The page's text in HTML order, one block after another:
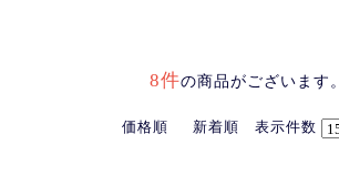
8件の商品がございます。
価格順 新着順 表示件数